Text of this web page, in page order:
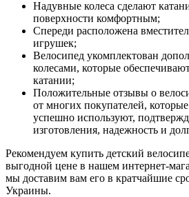
Надувные колеса сделают
поверхности комфортным;
Спереди расположена
игрушек;
Велосипед укомплектован
колесами, которые
катании;
Положительные отзывы о
от многих покупателей,
успешно используют,
изготовления, надежность и
Рекомендуем купить детский
выгодной цене в нашем интернет-
мы доставим вам его в кратчайшие
Украины.